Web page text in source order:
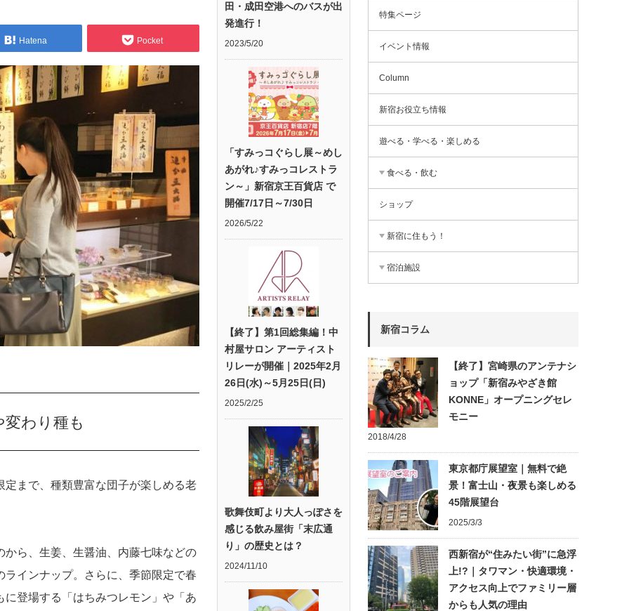
Hatena Pocket
わり種も
まで、種類豊富な団子が楽しめる老
ら、生姜、生醤油、内藤七味などの
インナップ。さらに、季節限定で春
登場する「はちみつレモン」や「あ
田・成田空港へのバスが出
発進行！
2023/5/20
「すみっコぐらし展～めし
あがれ♪すみっコレストラ
ン～」新宿京王百貨店 で
開催7/17日～7/30日
2026/5/22
【終了】第1回総集編！中
村屋サロン アーティスト
リレーが開催｜2025年2月
26日(水)～5月25日(日)
2025/2/25
歌舞伎町より大人っぽさを
感じる飲み屋街「末広通
り」の歴史とは？
2024/11/10
特集ページ
イベント情報
Column
新宿お役立ち情報
遊べる・学べる・楽しめる
食べる・飲む
ショップ
新宿に住もう！
宿泊施設
新宿コラム
【終了】宮崎県のアンテナシ
ョップ「新宿みやざき館
KONNE」オープニングセレ
モニー
2018/4/28
東京都庁展望室｜無料で絶
景！富士山・夜景も楽しめる
45階展望台
2025/3/3
西新宿が“住みたい街”に急浮
上!?｜タワマン・快適環境・
アクセス向上でファミリー層
からも人気の理由